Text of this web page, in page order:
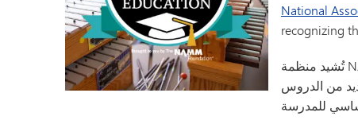
National
recognizing
تُشيد منظمة NAMM بالمدارس والمعلمين وقادة المجتمع المحلي على
من الدروس